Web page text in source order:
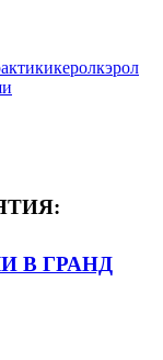
керолкэрол
В ГРАНД